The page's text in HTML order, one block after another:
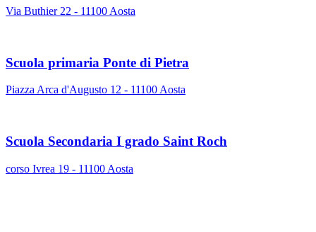
Via Buthier 22 - 11100 Aosta
Scuola primaria Ponte di Pietra
Piazza Arca d'Augusto 12 - 11100 Aosta
Scuola Secondaria I grado Saint Roch
corso Ivrea 19 - 11100 Aosta